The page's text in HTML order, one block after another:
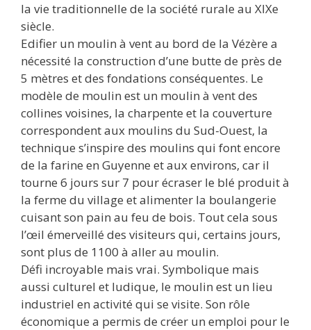
la vie traditionnelle de la société rurale au XIXe
siècle.
Edifier un moulin à vent au bord de la Vézère a
nécessité la construction d’une butte de près de
5 mètres et des fondations conséquentes. Le
modèle de moulin est un moulin à vent des
collines voisines, la charpente et la couverture
correspondent aux moulins du Sud-Ouest, la
technique s’inspire des moulins qui font encore
de la farine en Guyenne et aux environs, car il
tourne 6 jours sur 7 pour écraser le blé produit à
la ferme du village et alimenter la boulangerie
cuisant son pain au feu de bois. Tout cela sous
l’œil émerveillé des visiteurs qui, certains jours,
sont plus de 1100 à aller au moulin.
Défi incroyable mais vrai. Symbolique mais
aussi culturel et ludique, le moulin est un lieu
industriel en activité qui se visite. Son rôle
économique a permis de créer un emploi pour le